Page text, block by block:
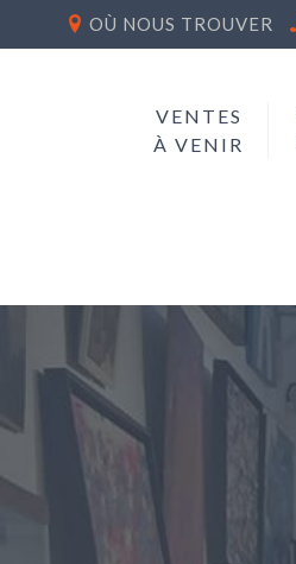
OÙ NOUS TROUVER
VENTES
À VENIR